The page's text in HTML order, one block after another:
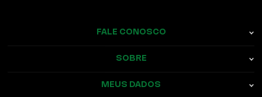
FALE CONOSCO
SOBRE
MEUS DADOS